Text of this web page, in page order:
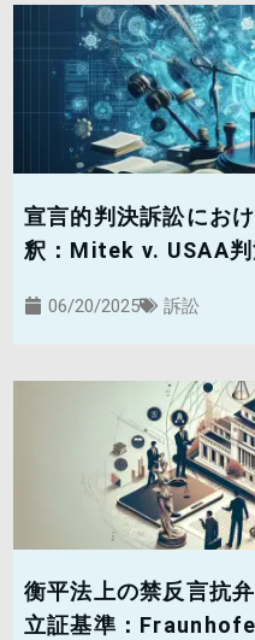
宣言的判決訴訟にお
釈：Mitek v. USAA判
06/20/2025 訴訟
衡平法上の禁反言抗
立証基準：